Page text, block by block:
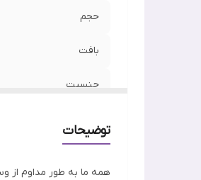
حجم
بافت
جنسیت
توضیحات
همه ما به طور مداوم از